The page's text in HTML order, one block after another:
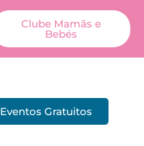
Clube Mamãs e
Bebés
Eventos Gratuitos